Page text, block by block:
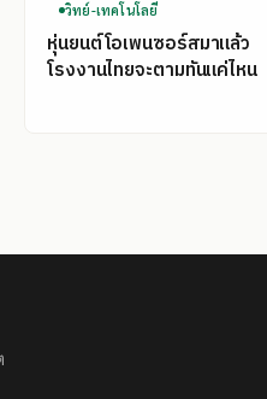
วิทย์-เทคโนโลยี
หุ่นยนต์โอเพนซอร์สมาแล้ว
โรงงานไทยจะตามทันแค่ไหน